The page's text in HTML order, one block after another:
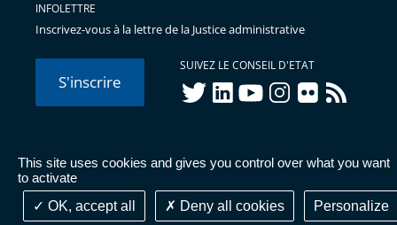
This site uses cookies and gives you control over what you want
to activate
OK, accept all
Deny all cookies Personalize
INFOLETTRE
Inscrivez-vous à la lettre de la Justice administrative
S'inscrire
SUIVEZ LE CONSEIL D'ETAT
twitterlinkedInyoutubeinstagram
flickr rss
© Conseil d'État 2026 - Mentions légales
Données
personnelles-Publications administratives-Accessibilité :
partiellement conforme